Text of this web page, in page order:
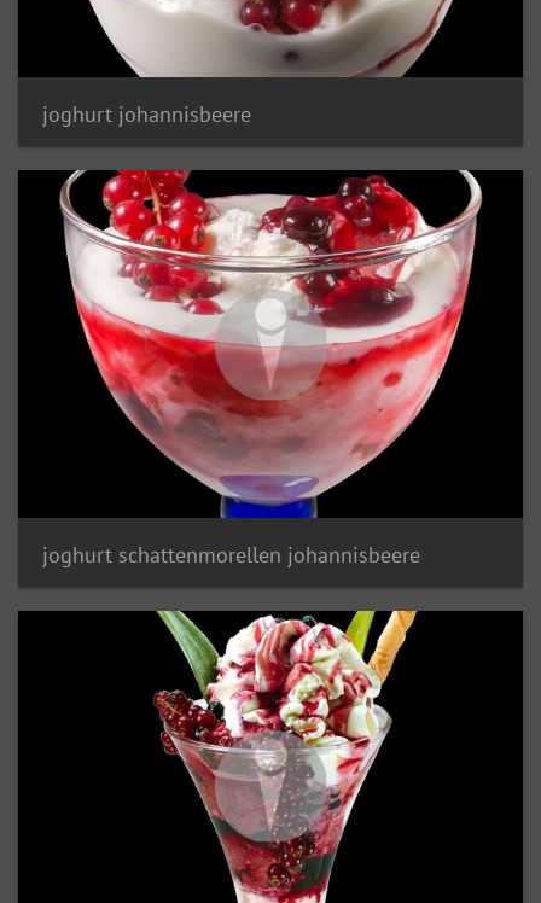
joghurt johannisbeere
joghurt schattenmorellen johannisbeere